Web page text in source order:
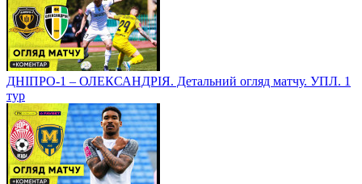
ДНІПРО-1 – ОЛЕКСАНДРІЯ. Детальний огляд матчу. УПЛ. 1
тур